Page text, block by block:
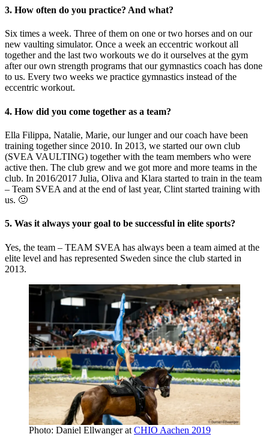
3. How often do you practice? And what?
Six times a week. Three of them on one or two horses and on our
new vaulting simulator. Once a week an eccentric workout all
together and the last two workouts we do it ourselves at the gym
after our own strength programs that our gymnastics coach has done
to us. Every two weeks we practice gymnastics instead of the
eccentric workout.
4. How did you come together as a team?
Ella Filippa, Natalie, Marie, our lunger and our coach have been
training together since 2010. In 2013, we started our own club
(SVEA VAULTING) together with the team members who were
active then. The club grew and we got more and more teams in the
club. In 2016/2017 Julia, Oliva and Klara started to train in the team
– Team SVEA and at the end of last year, Clint started training with
us. 🙂
5. Was it always your goal to be successful in elite sports?
Yes, the team – TEAM SVEA has always been a team aimed at the
elite level and has represented Sweden since the club started in
2013.
Photo: Daniel Ellwanger at CHIO Aachen 2019